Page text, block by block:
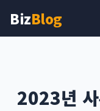
BizBlog
2023년 사